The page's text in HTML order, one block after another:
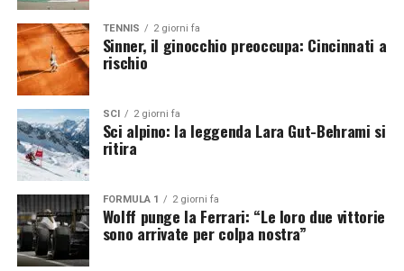
Cuba: Masso 3, Cardenas 2, Garcia (L), Gomez, Gonzalez
8, Diaz n.e., Arrechea (L) n.e., Simon 9, Lopez 11, Thiago
n.e., Yant 9, Thondike 3, Wilson 8.
Il percorso azzurro da adesso in poi
Giovedì 30 luglio alle 09:00 ľ
quarto posto, affronterà ai quarti gli
classificati. In caso di vittoria gli azzurri affronteranno
in semifinale la vincente diGiappone-Cinae casomai il
finale la vincente della semifinale tra le vincenti di
Polonia-Ucraina
TENNIS 2 giorni fa
Sinner, il ginocchio preoccupa: Cincinnati a
rischio
SCI 2 giorni fa
Sci alpino: la leggenda Lara Gut-Behrami si
ritira
FORMULA 1 2 giorni fa
Wolff punge la Ferrari: “Le loro due vittorie
sono arrivate per colpa nostra”